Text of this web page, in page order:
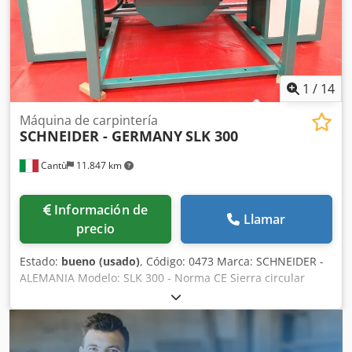
1 / 14
Cantù 11.847 km
Máquina de carpintería
SCHNEIDER - GERMANYSLK 300
Información de
precio
Llamar
Estado: bueno (usado), Código: 0473 Marca: SCHNEIDER -
ALEMANIA Modelo: SLK 300 - Norma CE Sierra circular
universal para cortar vigas de gran tamaño, estructuras de
madera, paredes de madera, vigas laminadas y para
diversas aplicaciones - Norma CE Alimentación automática
de la pieza con variador de velocidad Diámetro de la hoja